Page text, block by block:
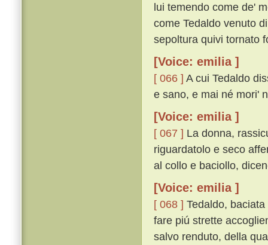
lui temendo come de'
come Tedaldo venuto
sepoltura quivi tornato
[Voice: emilia ]
[ 066 ] A cui Tedaldo
e sano, e mai né mori'
[Voice: emilia ]
[ 067 ] La donna,
riguardatolo e seco
al collo e baciollo,
[Voice: emilia ]
[ 068 ] Tedaldo,
fare piú strette
salvo renduto, della